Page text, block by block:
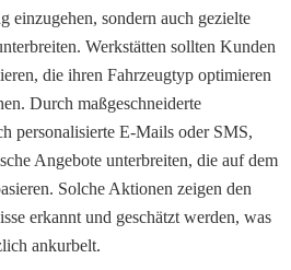
einzugehen, sondern auch gezielte
Werkstätten sollten Kunden
die ihren Fahrzeugtyp optimieren
Durch maßgeschneiderte
personalisierte E-Mails oder SMS,
Angebote unterbreiten, die auf dem
Solche Aktionen zeigen den
erkannt und geschätzt werden, was
ankurbelt.